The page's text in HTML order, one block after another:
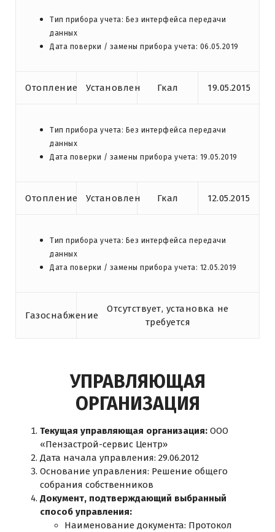
Тип прибора учета: Без интерфейса передачи
данных
Дата поверки / замены прибора учета: 06.05.2019
Отопление Установлен Гкал 19.05.2015
Тип прибора учета: Без интерфейса передачи
данных
Дата поверки / замены прибора учета: 19.05.2019
Отопление Установлен Гкал 12.05.2015
Тип прибора учета: Без интерфейса передачи
данных
Дата поверки / замены прибора учета: 12.05.2019
Газоснабжение
Отсутствует, установка не
требуется
УПРАВЛЯЮЩАЯ
ОРГАНИЗАЦИЯ
Текущая управляющая организация: ООО
«Пензастрой-сервис Центр»
Дата начала управления: 29.06.2012
Основание управления: Решение общего
собрания собственников
Документ, подтверждающий выбранный
способ управления:
Наименование документа: Протокол